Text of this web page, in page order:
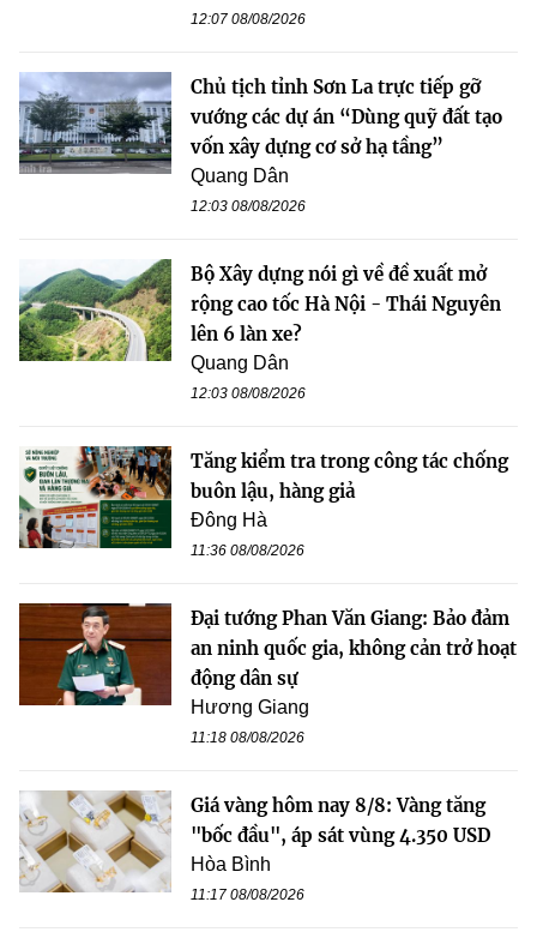
12:07 08/08/2026
Chủ tịch tỉnh Sơn La trực tiếp gỡ
vướng các dự án “Dùng quỹ đất tạo
vốn xây dựng cơ sở hạ tầng”
Quang Dân
12:03 08/08/2026
Bộ Xây dựng nói gì về đề xuất mở
rộng cao tốc Hà Nội - Thái Nguyên
lên 6 làn xe?
Quang Dân
12:03 08/08/2026
Tăng kiểm tra trong công tác chống
buôn lậu, hàng giả
Đông Hà
11:36 08/08/2026
Đại tướng Phan Văn Giang: Bảo đảm
an ninh quốc gia, không cản trở hoạt
động dân sự
Hương Giang
11:18 08/08/2026
Giá vàng hôm nay 8/8: Vàng tăng
"bốc đầu", áp sát vùng 4.350 USD
Hòa Bình
11:17 08/08/2026